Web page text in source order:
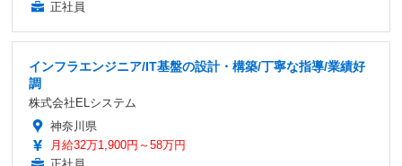
正社員
インフラエンジニア/IT基盤の設計・構築/丁寧な指導/業績好
調
株式会社ELシステム
神奈川県
月給32万1,900円～58万円